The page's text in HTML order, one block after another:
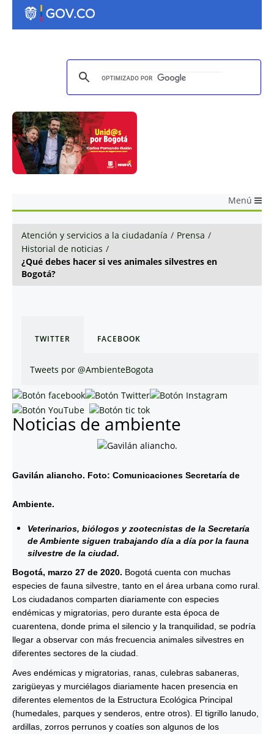
Menú
Atención y servicios a la ciudadanía / Prensa /
Historial de noticias /
¿Qué debes hacer si ves animales silvestres en
Bogotá?
TWITTER FACEBOOK
Tweets por @AmbienteBogota
Noticias de ambiente
Gavilán aliancho. Foto: Comunicaciones Secretaría de
Ambiente.
Veterinarios, biólogos y zootecnistas de la Secretaría
de Ambiente siguen trabajando día a día por la fauna
silvestre de la ciudad.
Bogotá, marzo 27 de 2020. Bogotá cuenta con muchas
especies de fauna silvestre, tanto en el área urbana como rural.
Los ciudadanos comparten diariamente con especies
endémicas y migratorias, pero durante esta época de
cuarentena, donde prima el silencio y la tranquilidad, se podría
llegar a observar con más frecuencia animales silvestres en
diferentes sectores de la ciudad.
Aves endémicas y migratorias, ranas, culebras sabaneras,
zarigüeyas y murciélagos diariamente hacen presencia en
diferentes elementos de la Estructura Ecológica Principal
(humedales, parques y senderos, entre otros). El tigrillo lanudo,
ardillas, zorros perrunos y coatíes son algunos de los